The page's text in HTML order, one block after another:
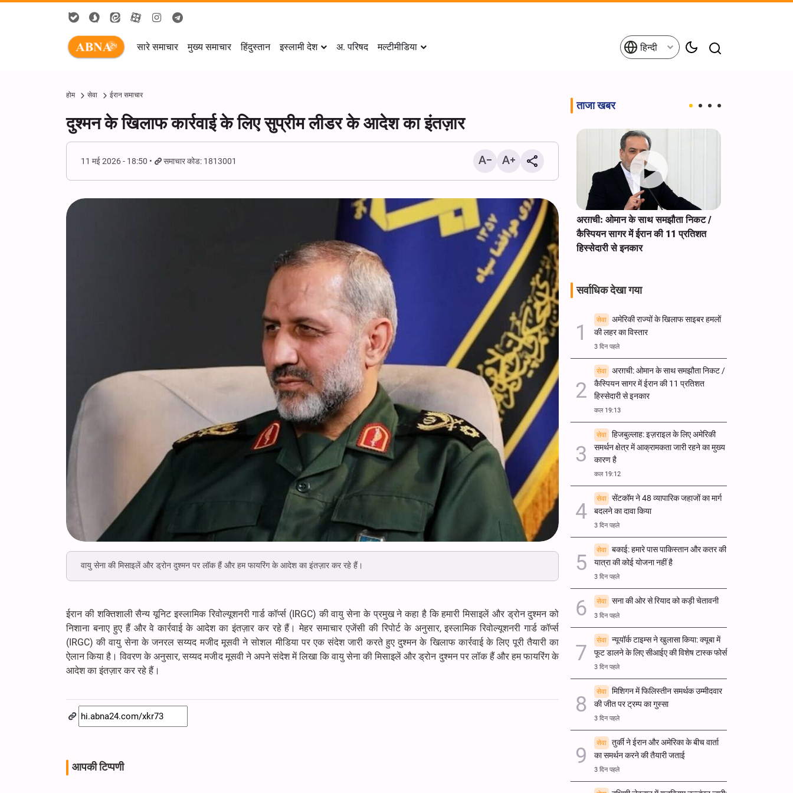
सारे समाचार मुख्य समाचार हिंदुस्तान इस्लामी देश अ. परिषद मल्टीमीडिया हिन्दी
होम सेवा ईरान समाचार
दुश्मन के खिलाफ कार्रवाई के लिए सुप्रीम लीडर के आदेश का इंतज़ार
11 मई 2026 - 18:50 समाचार कोड: 1813001
वायु सेना की मिसाइलें और ड्रोन दुश्मन पर लॉक हैं और हम फायरिंग के आदेश का इंतज़ार कर रहे हैं।
ईरान की शक्तिशाली सैन्य यूनिट इस्लामिक रिवोल्यूशनरी गार्ड कॉर्प्स (IRGC) की वायु सेना के प्रमुख ने कहा है कि हमारी मिसाइलें और ड्रोन दुश्मन को
निशाना बनाए हुए हैं और वे कार्रवाई के आदेश का इंतज़ार कर रहे हैं। मेहर समाचार एजेंसी की रिपोर्ट के अनुसार, इस्लामिक रिवोल्यूशनरी गार्ड कॉर्प्स
(IRGC) की वायु सेना के जनरल सय्यद मजीद मूसवी ने सोशल मीडिया पर एक संदेश जारी करते हुए दुश्मन के खिलाफ कार्रवाई के लिए पूरी तैयारी का
ऐलान किया है। विवरण के अनुसार, सय्यद मजीद मूसवी ने अपने संदेश में लिखा कि वायु सेना की मिसाइलें और ड्रोन दुश्मन पर लॉक हैं और हम फायरिंग के
आदेश का इंतज़ार कर रहे हैं।
आपकी टिप्पणी
ताजा खबर
हिजबुल्लाह: इज़राइल के लिए अमेरिकी
समर्थन क्षेत्र में आक्रामकता जारी रहने का
अरग़ची: ओमान के साथ समझौता निकट /
कैस्पियन सागर में ईरान की 11 प्रतिशत
हिस्सेदारी से इनकार
सर्वाधिक देखा गया
सेवा
अमेरिकी राज्यों के खिलाफ साइबर हमलों
की लहर का विस्तार
3 दिन पहले
सेवा
अरग़ची: ओमान के साथ समझौता निकट /
कैस्पियन सागर में ईरान की 11 प्रतिशत
हिस्सेदारी से इनकार
कल 19:13
सेवा
हिजबुल्लाह: इज़राइल के लिए अमेरिकी
समर्थन क्षेत्र में आक्रामकता जारी रहने का मुख्य
कारण है
कल 19:12
सेवा
सेंटकॉम ने 48 व्यापारिक जहाजों का मार्ग
बदलने का दावा किया
3 दिन पहले
सेवा
बकाई: हमारे पास पाकिस्तान और कतर की
यात्रा की कोई योजना नहीं है
3 दिन पहले
सेवा सना की ओर से रियाद को कड़ी चेतावनी
3 दिन पहले
सेवा
न्यूयॉर्क टाइम्स ने खुलासा किया: क्यूबा में
फूट डालने के लिए सीआईए की विशेष टास्क फोर्स
3 दिन पहले
सेवा
मिशिगन में फिलिस्तीन समर्थक उम्मीदवार
की जीत पर ट्रम्प का गुस्सा
3 दिन पहले
सेवा
तुर्की ने ईरान और अमेरिका के बीच वार्ता
का समर्थन करने की तैयारी जताई
3 दिन पहले